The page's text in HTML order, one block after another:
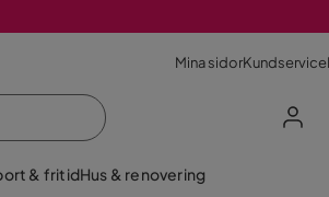
Mina sidorKundservice
& fritidHus & renovering